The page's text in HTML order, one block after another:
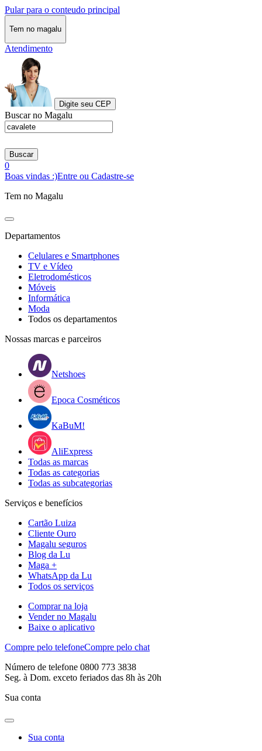
Pular para o conteudo principal
Tem no magalu
Atendimento
Digite seu CEP
Buscar no Magalu
Buscar
0
Boas vindas :)Entre ou Cadastre-se
Tem no Magalu
Departamentos
Celulares e Smartphones
TV e Vídeo
Eletrodomésticos
Móveis
Informática
Moda
Todos os departamentos
Nossas marcas e parceiros
Netshoes
Epoca Cosméticos
KaBuM!
AliExpress
Todas as marcas
Todas as categorias
Todas as subcategorias
Serviços e benefícios
Cartão Luiza
Cliente Ouro
Magalu seguros
Blog da Lu
Maga +
WhatsApp da Lu
Todos os serviços
Comprar na loja
Vender no Magalu
Baixe o aplicativo
Compre pelo telefoneCompre pelo chat
Número de telefone 0800 773 3838
Seg. à Dom. exceto feriados das 8h às 20h
Sua conta
Sua conta